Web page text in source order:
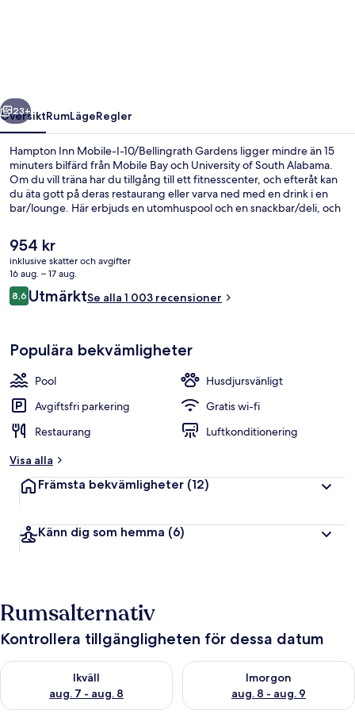
Nästa
23+
ÖversiktRumLägeRegler
Hampton Inn Mobile-I-10/Bellingrath Gardens ligger mindre än 15
minuters bilfärd från Mobile Bay och University of South Alabama.
Om du vill träna har du tillgång till ett fitnesscenter, och efteråt kan
du äta gott på deras restaurang eller varva ned med en drink i en
bar/lounge. Här erbjuds en utomhuspool och en snackbar/deli, och
uppskattar den hjälpsamma personalen.
Det
nuvarande
priset
är
954 kr
954 kr
inklusive skatter och avgifter
16 aug. – 17 aug.
Recensioner
8,68,6 av 10,
UtmärktSe alla 1 003 recensioner
Populära bekvämligheter
Pool
Husdjursvänligt
Avgiftsfri parkering
Gratis wi-fi
Restaurang
Luftkonditionering
Visa alla
Främsta bekvämligheter (12)
Känn dig som hemma (6)
Rumsalternativ
Kontrollera tillgängligheten för dessa datum
Ikväll
aug. 7 - aug. 8
Kontrollera tillgängligheten för ikväll aug. 7 - aug. 8
Imorgon
aug. 8 - aug. 9
Kontrollera tillgängligheten